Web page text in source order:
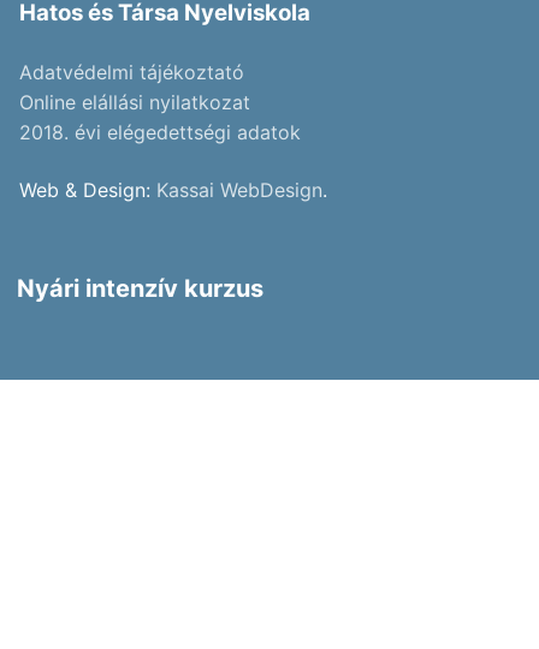
Hatos és Társa Nyelviskola
Adatvédelmi tájékoztató
Online elállási nyilatkozat
2018. évi elégedettségi adatok
Web & Design: Kassai WebDesign.
Nyári intenzív kurzus